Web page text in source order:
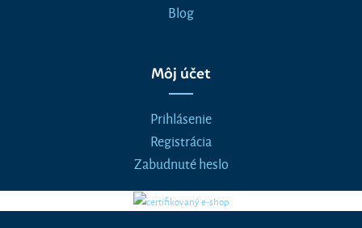
Blog
Môj účet
Prihlásenie
Registrácia
Zabudnuté heslo